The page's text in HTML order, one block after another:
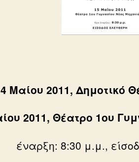
Μαίου 2011, Δημοτικό
2011, Θέατρο 1ου
έναρξη: 8:30 μ.μ.,